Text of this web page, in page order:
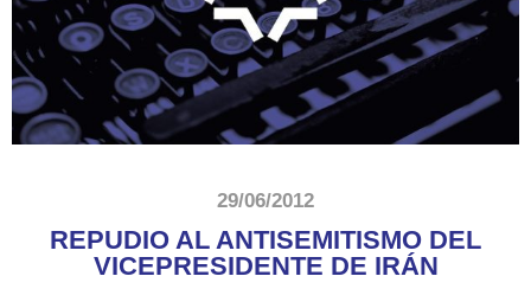
29/06/2012
REPUDIO AL ANTISEMITISMO DEL
VICEPRESIDENTE DE IRÁN